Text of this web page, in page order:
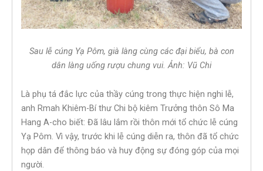
Sau lễ cúng Yạ Pôm, già làng cùng các đại biểu, bà con
dân làng uống rượu chung vui. Ảnh: Vũ Chi
Là phụ tá đắc lực của thầy cúng trong thực hiện nghi lễ,
anh Rmah Khiêm-Bí thư Chi bộ kiêm Trưởng thôn Sô Ma
Hang A-cho biết: Đã lâu lắm rồi thôn mới tổ chức lễ cúng
Yạ Pôm. Vì vậy, trước khi lễ cúng diễn ra, thôn đã tổ chức
họp dân để thông báo và huy động sự đóng góp của mọi
người.